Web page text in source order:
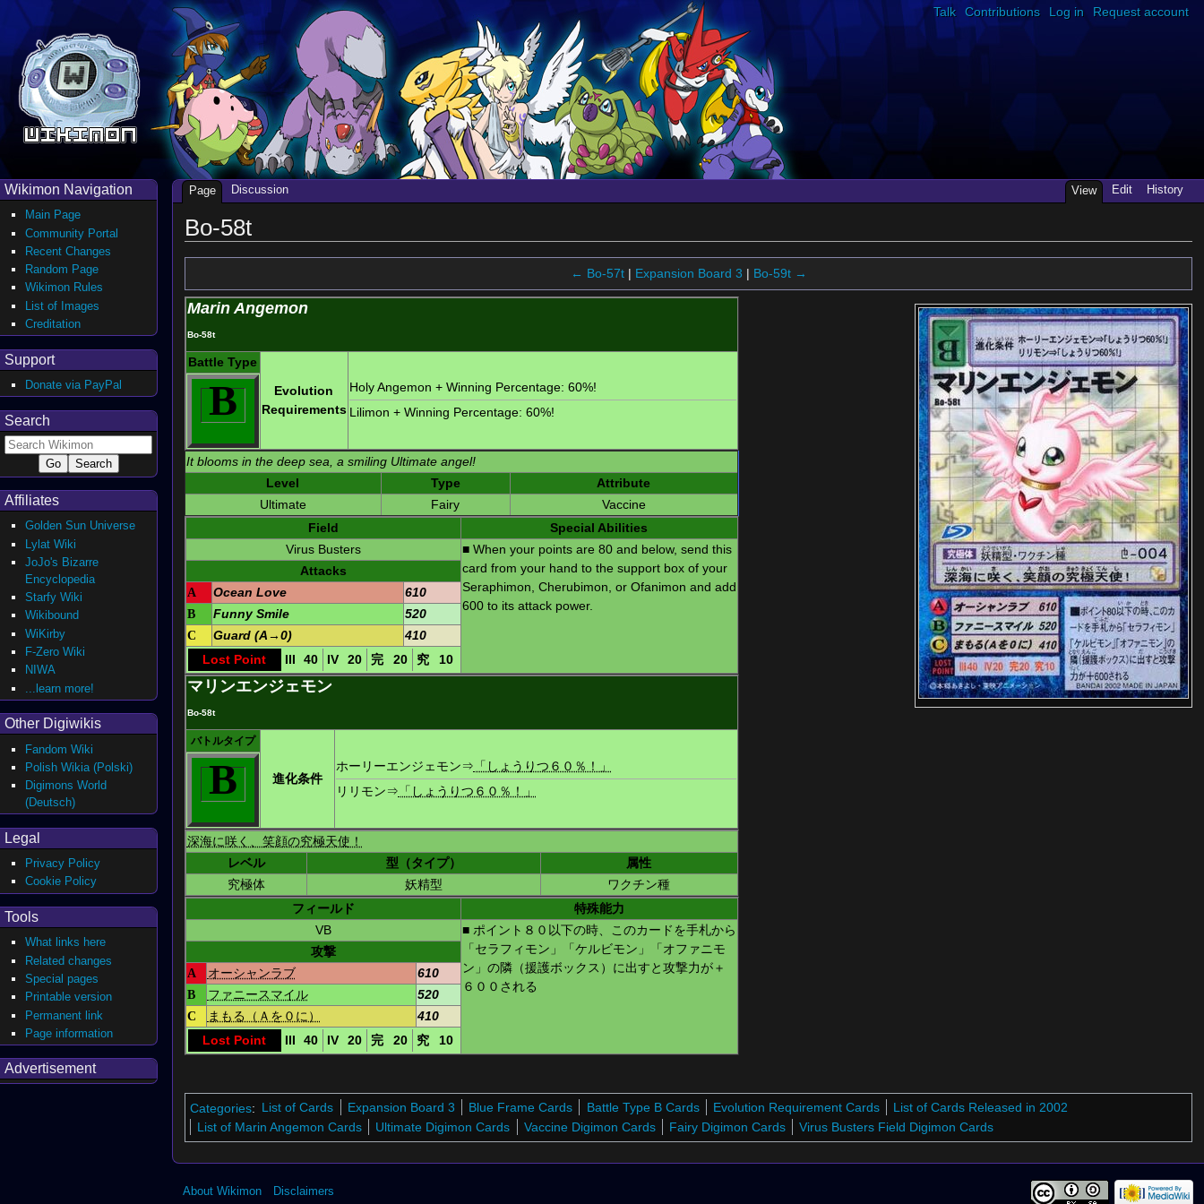
Bo-58t
← Bo-57t| Expansion Board 3 | Bo-59t →
Marin Angemon
Bo-58t
Battle Type
Evolution
Requirements
Holy Angemon + Winning Percentage: 60%!
Lilimon + Winning Percentage: 60%!
B
It blooms in the deep sea, a smiling Ultimate angel!
Level
Type
Attribute
Ultimate
Fairy
Vaccine
Field
Special Abilities
Virus Busters
■ When your points are 80 and below, send this
card from your hand to the support box of your
Seraphimon, Cherubimon, or Ofanimon and add
600 to its attack power.
Attacks
A
Ocean Love
610
B
Funny Smile
520
C
Guard (A→0)
410
Lost Point
III 40 IV 20 完 20 究 10
マリンエンジェモン
Bo-58t
バトルタイプ
進化条件
ホーリーエンジェモン⇒ 「しょうりつ６０％！」
リリモン⇒ 「しょうりつ６０％！」
B
深海に咲く、笑顔の究極天使！
レベル
型（タイプ）
属性
究極体
妖精型
ワクチン種
フィールド
特殊能力
VB
■ ポイント８０以下の時、このカードを手札から
「セラフィモン」「ケルビモン」「オファニモ
ン」の隣（援護ボックス）に出すと攻撃力が＋
６００される
攻撃
A
オーシャンラブ
610
B
ファニースマイル
520
C
まもる（Ａを０に）
410
Lost Point
III 40 IV 20 完 20 究 10
Categories: List of Cards Expansion Board 3 Blue Frame Cards Battle Type B Cards Evolution Requirement Cards
List of Cards Released in 2002
List of Marin Angemon Cards
Ultimate Digimon Cards Vaccine Digimon Cards Fairy Digimon Cards Virus Busters Field Digimon Cards
Talk Contributions Log in Request account
Page Discussion View Edit History
Wikimon Navigation
Main Page
Community Portal
Recent Changes
Random Page
Wikimon Rules
List of Images
Creditation
Support
Donate via PayPal
Search
Affiliates
Golden Sun Universe
Lylat Wiki
JoJo's Bizarre
Encyclopedia
Starfy Wiki
Wikibound
WiKirby
F-Zero Wiki
NIWA
...learn more!
Other Digiwikis
Fandom Wiki
Polish Wikia (Polski)
Digimons World
(Deutsch)
Legal
Privacy Policy
Cookie Policy
Tools
What links here
Related changes
Special pages
Printable version
Permanent link
Page information
Advertisement
About Wikimon Disclaimers